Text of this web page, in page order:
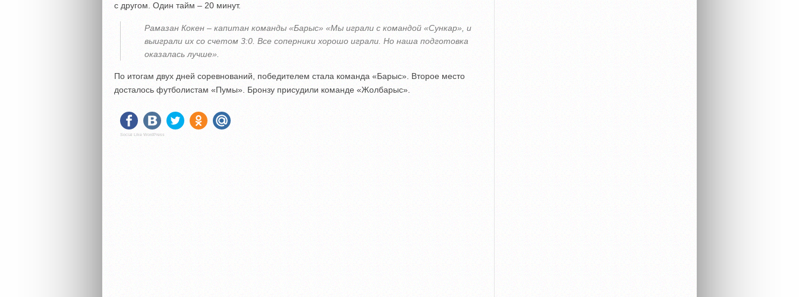
с другом. Один тайм – 20 минут.
Рамазан Кокен – капитан команды «Барыс» «Мы играли с командой «Сункар», и
выиграли их со счетом 3:0. Все соперники хорошо играли. Но наша подготовка
оказалась лучше».
По итогам двух дней соревнований, победителем стала команда «Барыс». Второе место
досталось футболистам «Пумы». Бронзу присудили команде «Жолбарыс».
Social Like WordPress